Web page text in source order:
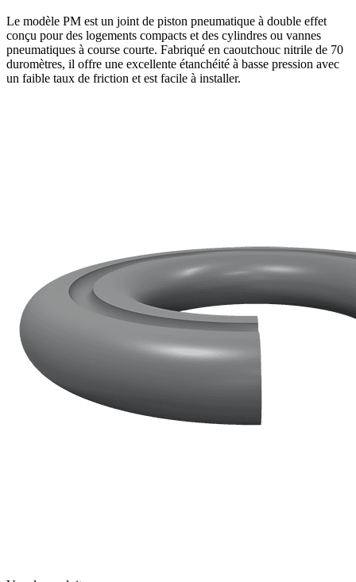
Le modèle PM est un joint de piston pneumatique à double effet
conçu pour des logements compacts et des cylindres ou vannes
pneumatiques à course courte. Fabriqué en caoutchouc nitrile de 70
duromètres, il offre une excellente étanchéité à basse pression avec
un faible taux de friction et est facile à installer.